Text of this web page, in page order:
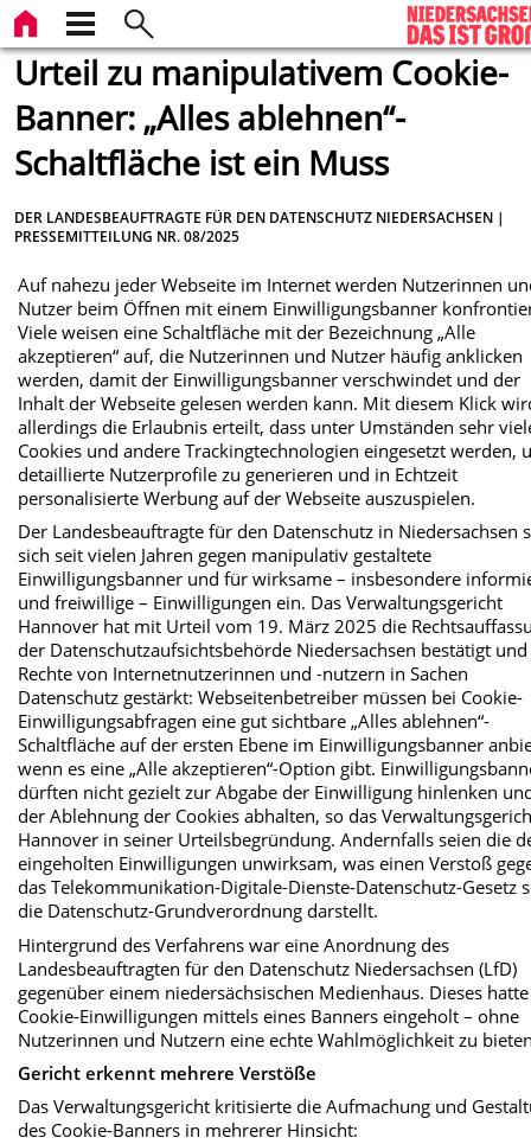
Urteil zu manipulativem Cookie-
Banner: „Alles ablehnen“-
Schaltfläche ist ein Muss
DER LANDESBEAUFTRAGTE FÜR DEN DATENSCHUTZ NIEDERSACHSEN |
PRESSEMITTEILUNG NR. 08/2025
Auf nahezu jeder Webseite im Internet werden Nutzerinnen
Nutzer beim Öffnen mit einem Einwilligungsbanner
Viele weisen eine Schaltfläche mit der Bezeichnung „Alle
akzeptieren“ auf, die Nutzerinnen und Nutzer häufig anklicken
werden, damit der Einwilligungsbanner verschwindet und der
Inhalt der Webseite gelesen werden kann. Mit diesem Klick
allerdings die Erlaubnis erteilt, dass unter Umständen sehr
Cookies und andere Trackingtechnologien eingesetzt werden,
detaillierte Nutzerprofile zu generieren und in Echtzeit
personalisierte Werbung auf der Webseite auszuspielen.
Der Landesbeauftragte für den Datenschutz in Niedersachsen
sich seit vielen Jahren gegen manipulativ gestaltete
Einwilligungsbanner und für wirksame – insbesondere
und freiwillige – Einwilligungen ein. Das Verwaltungsgericht
Hannover hat mit Urteil vom 19. März 2025 die
der Datenschutzaufsichtsbehörde Niedersachsen bestätigt
Rechte von Internetnutzerinnen und -nutzern in Sachen
Datenschutz gestärkt: Webseitenbetreiber müssen bei Cookie-
Einwilligungsabfragen eine gut sichtbare „Alles ablehnen“-
Schaltfläche auf der ersten Ebene im Einwilligungsbanner
wenn es eine „Alle akzeptieren“-Option gibt.
dürften nicht gezielt zur Abgabe der Einwilligung hinlenken
der Ablehnung der Cookies abhalten, so das
Hannover in seiner Urteilsbegründung. Andernfalls seien die
eingeholten Einwilligungen unwirksam, was einen Verstoß
das Telekommunikation-Digitale-Dienste-Datenschutz-Gesetz
die Datenschutz-Grundverordnung darstellt.
Hintergrund des Verfahrens war eine Anordnung des
Landesbeauftragten für den Datenschutz Niedersachsen (LfD)
gegenüber einem niedersächsischen Medienhaus. Dieses hatte
Cookie-Einwilligungen mittels eines Banners eingeholt – ohne
Nutzerinnen und Nutzern eine echte Wahlmöglichkeit zu
Gericht erkennt mehrere Verstöße
Das Verwaltungsgericht kritisierte die Aufmachung und
des Cookie-Banners in mehrerer Hinsicht: